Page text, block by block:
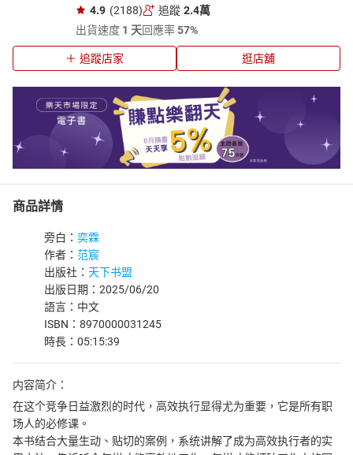
4.9 (2188) 追蹤 2.4萬
出貨速度 1 天回應率57%
追蹤店家 逛店舖
商品詳情
旁白： 奕霖
作者： 范宸
出版社： 天下书盟
出版日期：2025/06/20
語言：中文
ISBN：8970000031245
時長：05:15:39
内容简介：
在这个竞争日益激烈的时代，高效执行显得尤为重要，它是所有职
场人的必修课。
本书结合大量生动、贴切的案例，系统讲解了成为高效执行者的实